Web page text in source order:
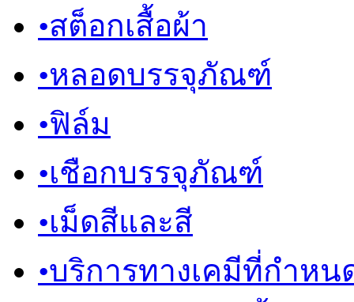
•สต็อกเสื้อผ้า
•หลอดบรรจุภัณฑ์
•ฟิล์ม
•เชือกบรรจุภัณฑ์
•เม็ดสีและสี
•บริการทางเคมีที่กำหน